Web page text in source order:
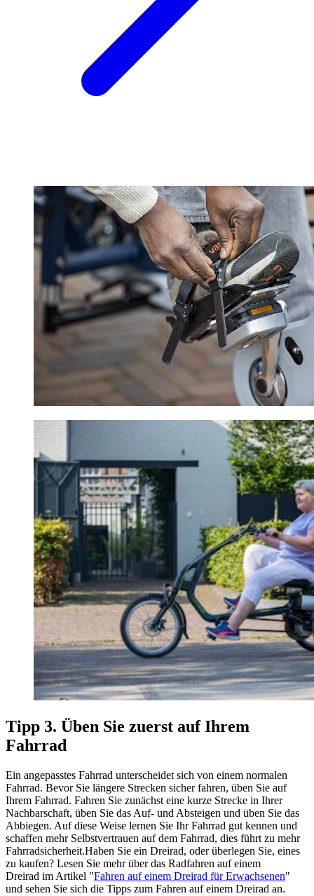
Tipp 3. Üben Sie zuerst auf Ihrem
Fahrrad
Ein angepasstes Fahrrad unterscheidet sich von einem normalen
Fahrrad. Bevor Sie längere Strecken sicher fahren, üben Sie auf
Ihrem Fahrrad. Fahren Sie zunächst eine kurze Strecke in Ihrer
Nachbarschaft, üben Sie das Auf- und Absteigen und üben Sie das
Abbiegen. Auf diese Weise lernen Sie Ihr Fahrrad gut kennen und
schaffen mehr Selbstvertrauen auf dem Fahrrad, dies führt zu mehr
Fahrradsicherheit.Haben Sie ein Dreirad, oder überlegen Sie, eines
zu kaufen? Lesen Sie mehr über das Radfahren auf einem
Dreirad im Artikel "Fahren auf einem Dreirad für Erwachsenen"
und sehen Sie sich die Tipps zum Fahren auf einem Dreirad an.